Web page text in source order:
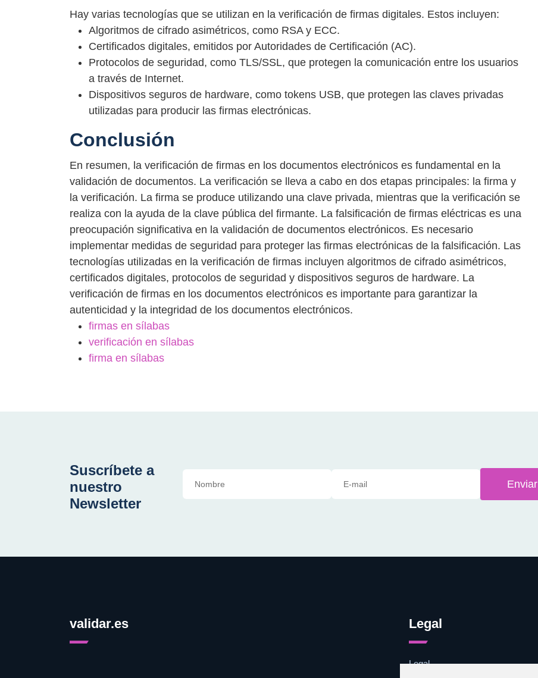
Hay varias tecnologías que se utilizan en la verificación de firmas digitales. Estos incluyen:
Algoritmos de cifrado asimétricos, como RSA y ECC.
Certificados digitales, emitidos por Autoridades de Certificación (AC).
Protocolos de seguridad, como TLS/SSL, que protegen la comunicación entre los usuarios
a través de Internet.
Dispositivos seguros de hardware, como tokens USB, que protegen las claves privadas
utilizadas para producir las firmas electrónicas.
Conclusión
En resumen, la verificación de firmas en los documentos electrónicos es fundamental en la
validación de documentos. La verificación se lleva a cabo en dos etapas principales: la firma y
la verificación. La firma se produce utilizando una clave privada, mientras que la verificación se
realiza con la ayuda de la clave pública del firmante. La falsificación de firmas eléctricas es una
preocupación significativa en la validación de documentos electrónicos. Es necesario
implementar medidas de seguridad para proteger las firmas electrónicas de la falsificación. Las
tecnologías utilizadas en la verificación de firmas incluyen algoritmos de cifrado asimétricos,
certificados digitales, protocolos de seguridad y dispositivos seguros de hardware. La
verificación de firmas en los documentos electrónicos es importante para garantizar la
autenticidad y la integridad de los documentos electrónicos.
firmas en sílabas
verificación en sílabas
firma en sílabas
Suscríbete a
nuestro
Newsletter
Enviar
validar.es Legal
Legal